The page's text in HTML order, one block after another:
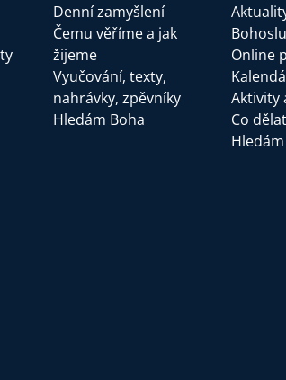
Denní zamyšlení
Čemu věříme a jak
žijeme
Vyučování, texty,
nahrávky, zpěvníky
Hledám Boha
Online
Aktivity
Co